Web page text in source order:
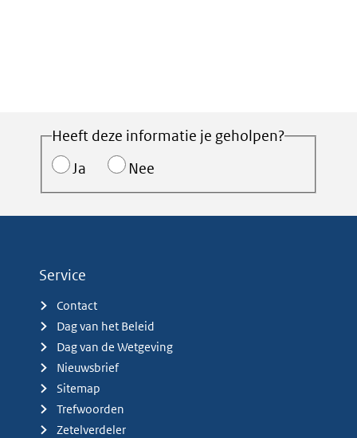
Heeft deze informatie je geholpen?
Ja
Nee
Service
Contact
Dag van het Beleid
Dag van de Wetgeving
Nieuwsbrief
Sitemap
Trefwoorden
Zetelverdeler